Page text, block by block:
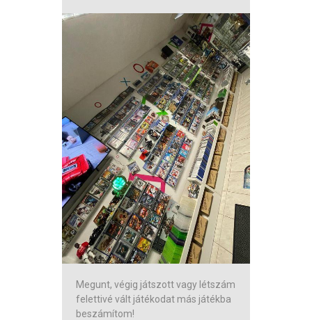
Megunt, végig játszott vagy létszám
felettivé vált játékodat más játékba
beszámítom!